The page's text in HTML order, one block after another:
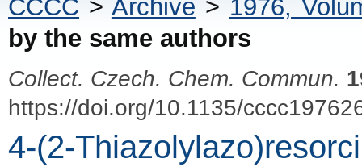
CCCC > Archive > 1976,
by the same authors
Collect. Czech. Chem. Commun.
https://doi.org/10.1135/
4-(2-